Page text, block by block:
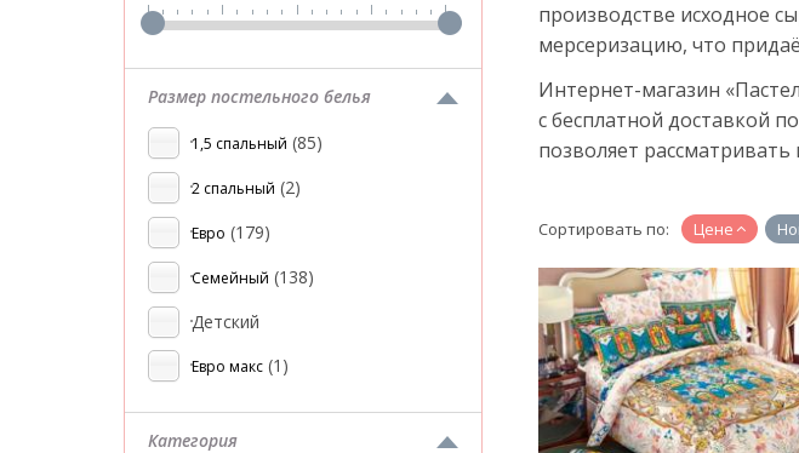
Размер постельного белья
1,5 спальный (85)
2 спальный (2)
Евро (179)
Семейный (138)
Детский
Евро макс (1)
Категория
производстве исходное
мерсеризацию, что
Интернет-магазин
с бесплатной доставкой
позволяет
Сортировать по: Цене